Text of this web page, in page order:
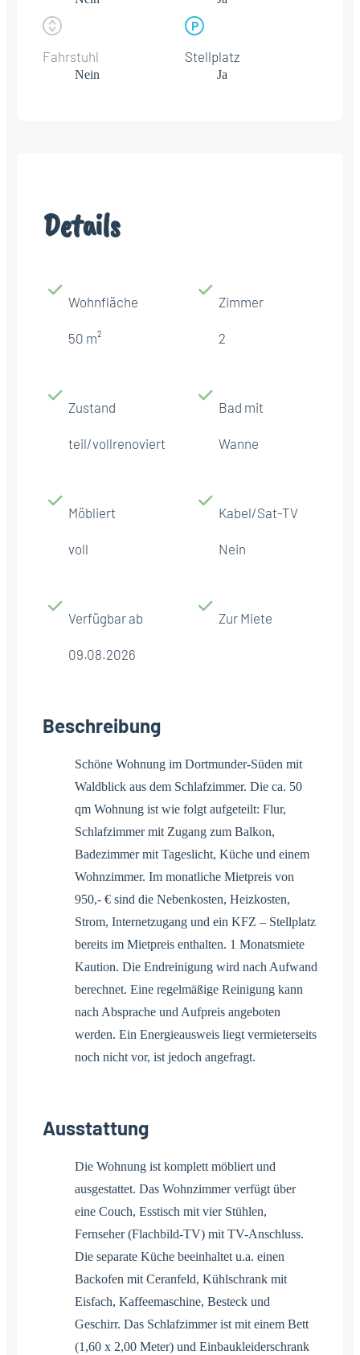
Fahrstuhl
Nein
Stellplatz
Ja
Details
Wohnfläche
50 m²
Zimmer
2
Zustand
teil/vollrenoviert
Bad mit
Wanne
Möbliert
voll
Kabel/Sat-TV
Nein
Verfügbar ab
09.08.2026
Zur Miete
Beschreibung
Schöne Wohnung im Dortmunder-Süden mit
Waldblick aus dem Schlafzimmer. Die ca. 50
qm Wohnung ist wie folgt aufgeteilt: Flur,
Schlafzimmer mit Zugang zum Balkon,
Badezimmer mit Tageslicht, Küche und einem
Wohnzimmer. Im monatliche Mietpreis von
950,- € sind die Nebenkosten, Heizkosten,
Strom, Internetzugang und ein KFZ – Stellplatz
bereits im Mietpreis enthalten. 1 Monatsmiete
Kaution. Die Endreinigung wird nach Aufwand
berechnet. Eine regelmäßige Reinigung kann
nach Absprache und Aufpreis angeboten
werden. Ein Energieausweis liegt vermieterseits
noch nicht vor, ist jedoch angefragt.
Ausstattung
Die Wohnung ist komplett möbliert und
ausgestattet. Das Wohnzimmer verfügt über
eine Couch, Esstisch mit vier Stühlen,
Fernseher (Flachbild-TV) mit TV-Anschluss.
Die separate Küche beeinhaltet u.a. einen
Backofen mit Ceranfeld, Kühlschrank mit
Eisfach, Kaffeemaschine, Besteck und
Geschirr. Das Schlafzimmer ist mit einem Bett
(1,60 x 2,00 Meter) und Einbaukleiderschrank